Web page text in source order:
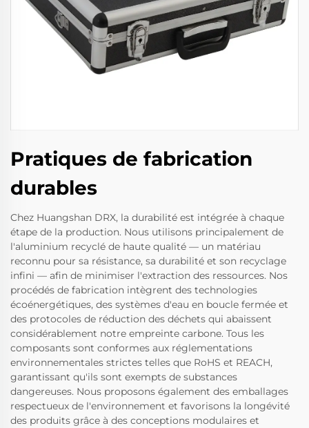
Pratiques de fabrication
durables
Chez Huangshan DRX, la durabilité est intégrée à chaque
étape de la production. Nous utilisons principalement de
l'aluminium recyclé de haute qualité — un matériau
reconnu pour sa résistance, sa durabilité et son recyclage
infini — afin de minimiser l'extraction des ressources. Nos
procédés de fabrication intègrent des technologies
écoénergétiques, des systèmes d'eau en boucle fermée et
des protocoles de réduction des déchets qui abaissent
considérablement notre empreinte carbone. Tous les
composants sont conformes aux réglementations
environnementales strictes telles que RoHS et REACH,
garantissant qu'ils sont exempts de substances
dangereuses. Nous proposons également des emballages
respectueux de l'environnement et favorisons la longévité
des produits grâce à des conceptions modulaires et